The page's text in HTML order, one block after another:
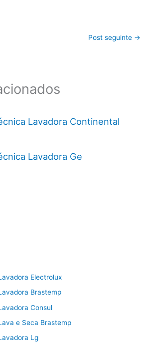
Post seguinte →
Lavadora Continental
Lavadora Ge
Electrolux
Brastemp
Consul
e Seca Brastemp
Lg